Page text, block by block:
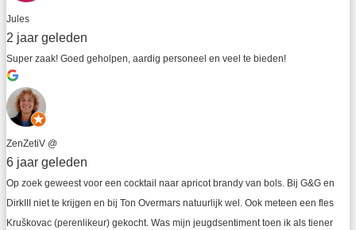
Jules
2 jaar geleden
Super zaak! Goed geholpen, aardig personeel en veel te bieden!
ZenZetiV @
6 jaar geleden
Op zoek geweest voor een cocktail naar apricot brandy van bols. Bij G&G en
DirkIII niet te krijgen en bij Ton Overmars natuurlijk wel. Ook meteen een fles
Kruškovac (perenlikeur) gekocht. Was mijn jeugdsentiment toen ik als tiener